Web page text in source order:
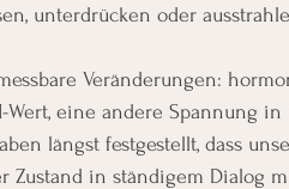
unterdrücken oder
Veränderungen:
eine andere Spannung in
längst festgestellt, dass
Zustand in ständigem Dialog